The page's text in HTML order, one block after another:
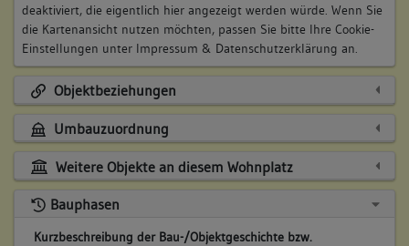
deaktiviert, die eigentlich hier angezeigt werden würde. Wenn Sie
die Kartenansicht nutzen möchten, passen Sie bitte Ihre Cookie-
Einstellungen unter Impressum & Datenschutzerklärung an.
Objektbeziehungen
Umbauzuordnung
Weitere Objekte an diesem Wohnplatz
Bauphasen
Kurzbeschreibung der Bau-/Objektgeschichte bzw.